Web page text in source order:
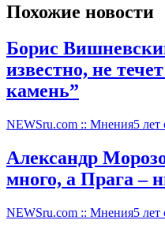
Похожие новости
Борис
известно, не
камень”
NEWSru.com :: Мнения5 лет
Александр
много, а Прага –
NEWSru.com :: Мнения5 лет